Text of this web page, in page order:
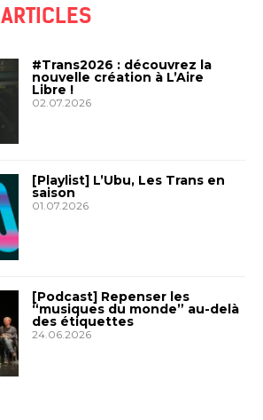
ARTICLES
#Trans2026 : découvrez la
nouvelle création à L’Aire
Libre !
02.07.2026
[Playlist] L’Ubu, Les Trans en
saison
01.07.2026
[Podcast] Repenser les
“musiques du monde” au-delà
des étiquettes
24.06.2026